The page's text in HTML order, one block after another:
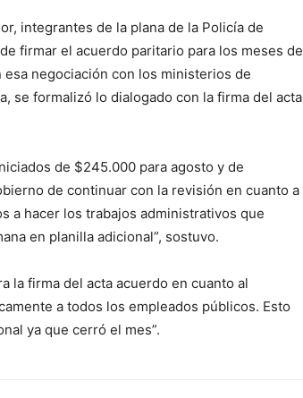
integrantes de la plana de la Policía de
firmar el acuerdo paritario para los meses de
negociación con los ministerios de
se formalizó lo dialogado con la firma del acta
de $245.000 para agosto y de
de continuar con la revisión en cuanto a
a hacer los trabajos administrativos que
en planilla adicional”, sostuvo.
la firma del acta acuerdo en cuanto al
a todos los empleados públicos. Esto
ya que cerró el mes”.